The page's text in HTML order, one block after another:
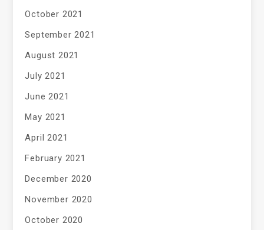
October 2021
September 2021
August 2021
July 2021
June 2021
May 2021
April 2021
February 2021
December 2020
November 2020
October 2020